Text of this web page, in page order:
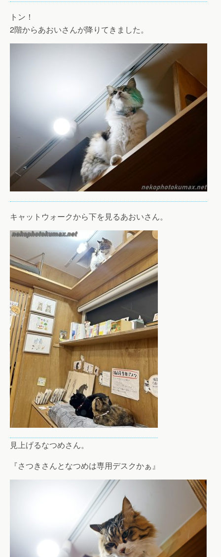
トン！
2階からあおいさんが降りてきました。
キャットウォークから下を見るあおいさん。
見上げるなつめさん。
『さつきさんとなつめは専用デスクかぁ』